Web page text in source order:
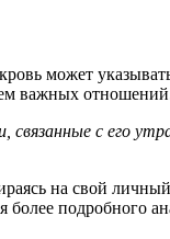
может
важных
связанные с его
на свой
более подробного